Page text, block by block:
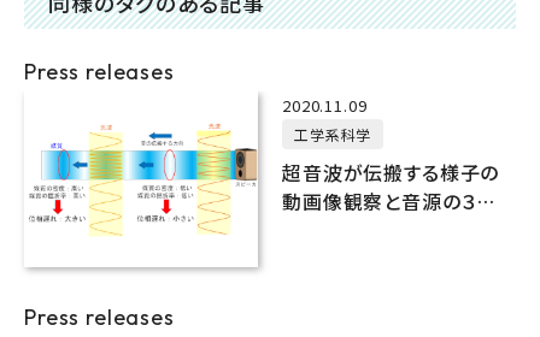
Press releases
2020.11.09
工学系科学
超音波が伝搬する様子の
動画像観察と音源の３次
Press releases